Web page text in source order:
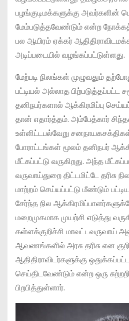
பழங்குடிமக்களுக்கு அவர்களின்
மேம்படுத்தவேண்டும் என்ற
பல ஆயிரம் ஏக்கர்
அடிப்படையில் வழங்கப்பட்டுள்ளது.
மேற்படி நிலங்கள் முழுவதும்
பட்டியல் அல்லாத பிற்படுத்தப்பட்ட
தனிநபர்களால் ஆக்கிரமிப்பு
தான் எதார்த்தம். அம்பேத்கார்
உள்ளிட்டபல்வேறு சனநாயகசக்திகள்
போராட்டங்கள் மூலம் தனிநபர்
மீட்கப்பட்டு வருகிறது. அந்த
வருவாய்துறை திட்டமிட்டே
மாற்றம் செய்யப்பட்டு மீண்டும்
சேர்ந்த நில
மறைமுகமாக முயற்சி எடுத்து
கள்ளக்குறிச்சி மாவட்டவருவாய்
ஆவணங்களில் அரசு தரிசு என
ஆதிதிராவிடர்களுக்கு
செய்திடவேண்டும் என்ற ஒரு
பிறபித்துள்ளார்.